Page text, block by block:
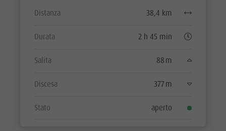
tandem
Programmi
Eventi
Guide A-Z
Distanza 38,4 km
Durata 2 h 45 min
Salita 88 m
Discesa 377 m
Stato aperto